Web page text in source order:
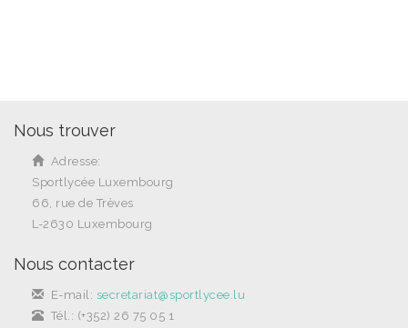
Nous trouver
Adresse:
Sportlycée Luxembourg
66, rue de Trèves
L-2630 Luxembourg
Nous contacter
E-mail: secretariat@sportlycee.lu
Tél.: (+352) 26 75 05 1